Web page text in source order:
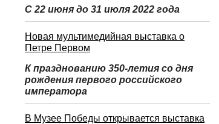
С 22 июня до 31 июля 2022 года
Новая мультимедийная выставка о
Петре Первом
К празднованию 350-летия со дня
рождения первого российского
императора
В Музее Победы открывается выставка